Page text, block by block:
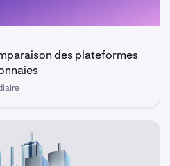
des plateformes